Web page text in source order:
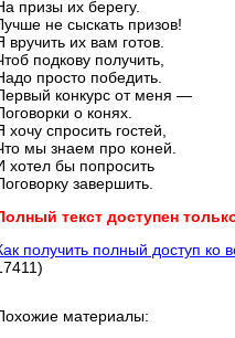
призы их берегу.
не сыскать призов!
вручить их вам готов.
подкову получить,
просто победить.
конкурс от меня —
о конях.
хочу спросить гостей,
мы знаем про коней.
хотел бы попросить
завершить.
текст доступен
получить полный доступ ко
материалы: